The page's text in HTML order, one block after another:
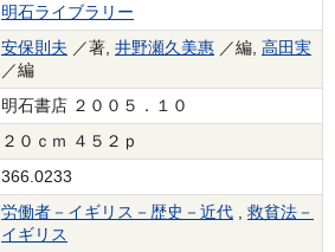
明石ライブラリー
安保則夫 ／著, 井野瀬久美惠 ／編, 高田実
／編
明石書店 ２００５．１０
２０ｃｍ ４５２ｐ
366.0233
労働者－イギリス－歴史－近代 , 救貧法－
イギリス